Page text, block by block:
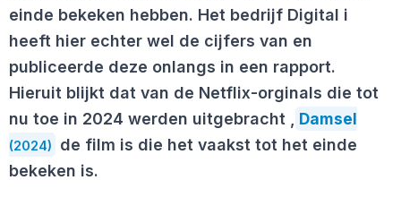
einde bekeken hebben. Het bedrijf Digital i
heeft hier echter wel de cijfers van en
publiceerde deze onlangs in een rapport.
Hieruit blijkt dat van de Netflix-orginals die tot
nu toe in 2024 werden uitgebracht , Damsel
(2024)
de film is die het vaakst tot het einde
bekeken is.